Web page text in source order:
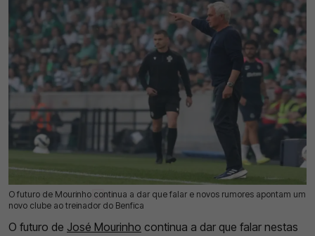
O futuro de Mourinho continua a dar que falar e novos rumores apontam um
novo clube ao treinador do Benfica
24 Abr 2026 | 10:54 | 0
O futuro de José Mourinho continua a dar que falar nestas